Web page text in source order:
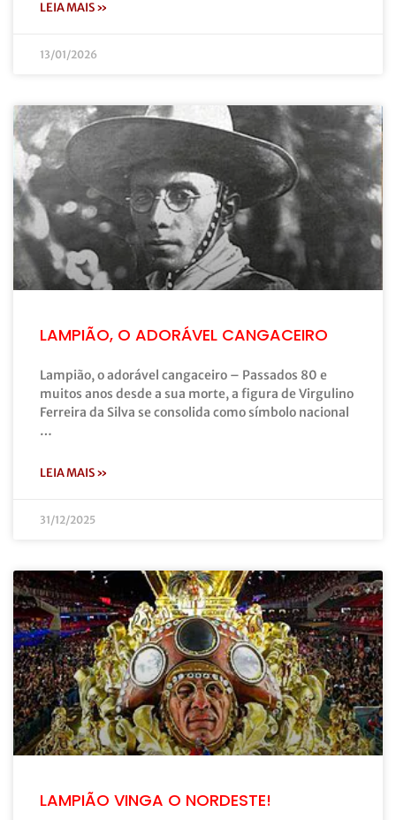
LEIA MAIS »
13/01/2026
LAMPIÃO, O ADORÁVEL CANGACEIRO
Lampião, o adorável cangaceiro – Passados 80 e
muitos anos desde a sua morte, a figura de Virgulino
Ferreira da Silva se consolida como símbolo nacional
…
LEIA MAIS »
31/12/2025
LAMPIÃO VINGA O NORDESTE!